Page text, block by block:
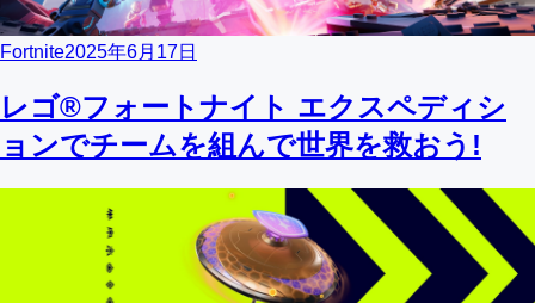
Fortnite2025年6月17日
レゴ®フォートナイト エクスペディシ
ョンでチームを組んで世界を救おう!